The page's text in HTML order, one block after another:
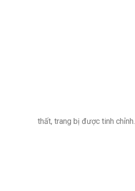
thất, trang bị được tinh chỉnh.